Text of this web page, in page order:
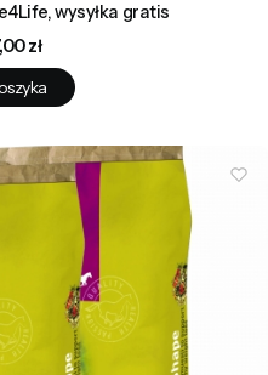
wysyłka gratis
zł